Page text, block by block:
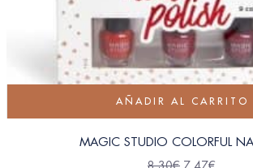
AÑADIR AL CARRITO
MAGIC STUDIO COLORFUL